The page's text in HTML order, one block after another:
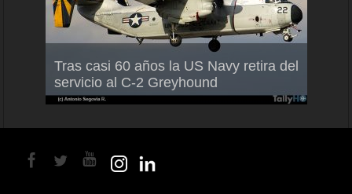
Tras casi 60 años la US Navy retira del
servicio al C-2 Greyhound
Air France-KLM anuncia a Guilhem
Mallet como nuevo Director General
para América Latina